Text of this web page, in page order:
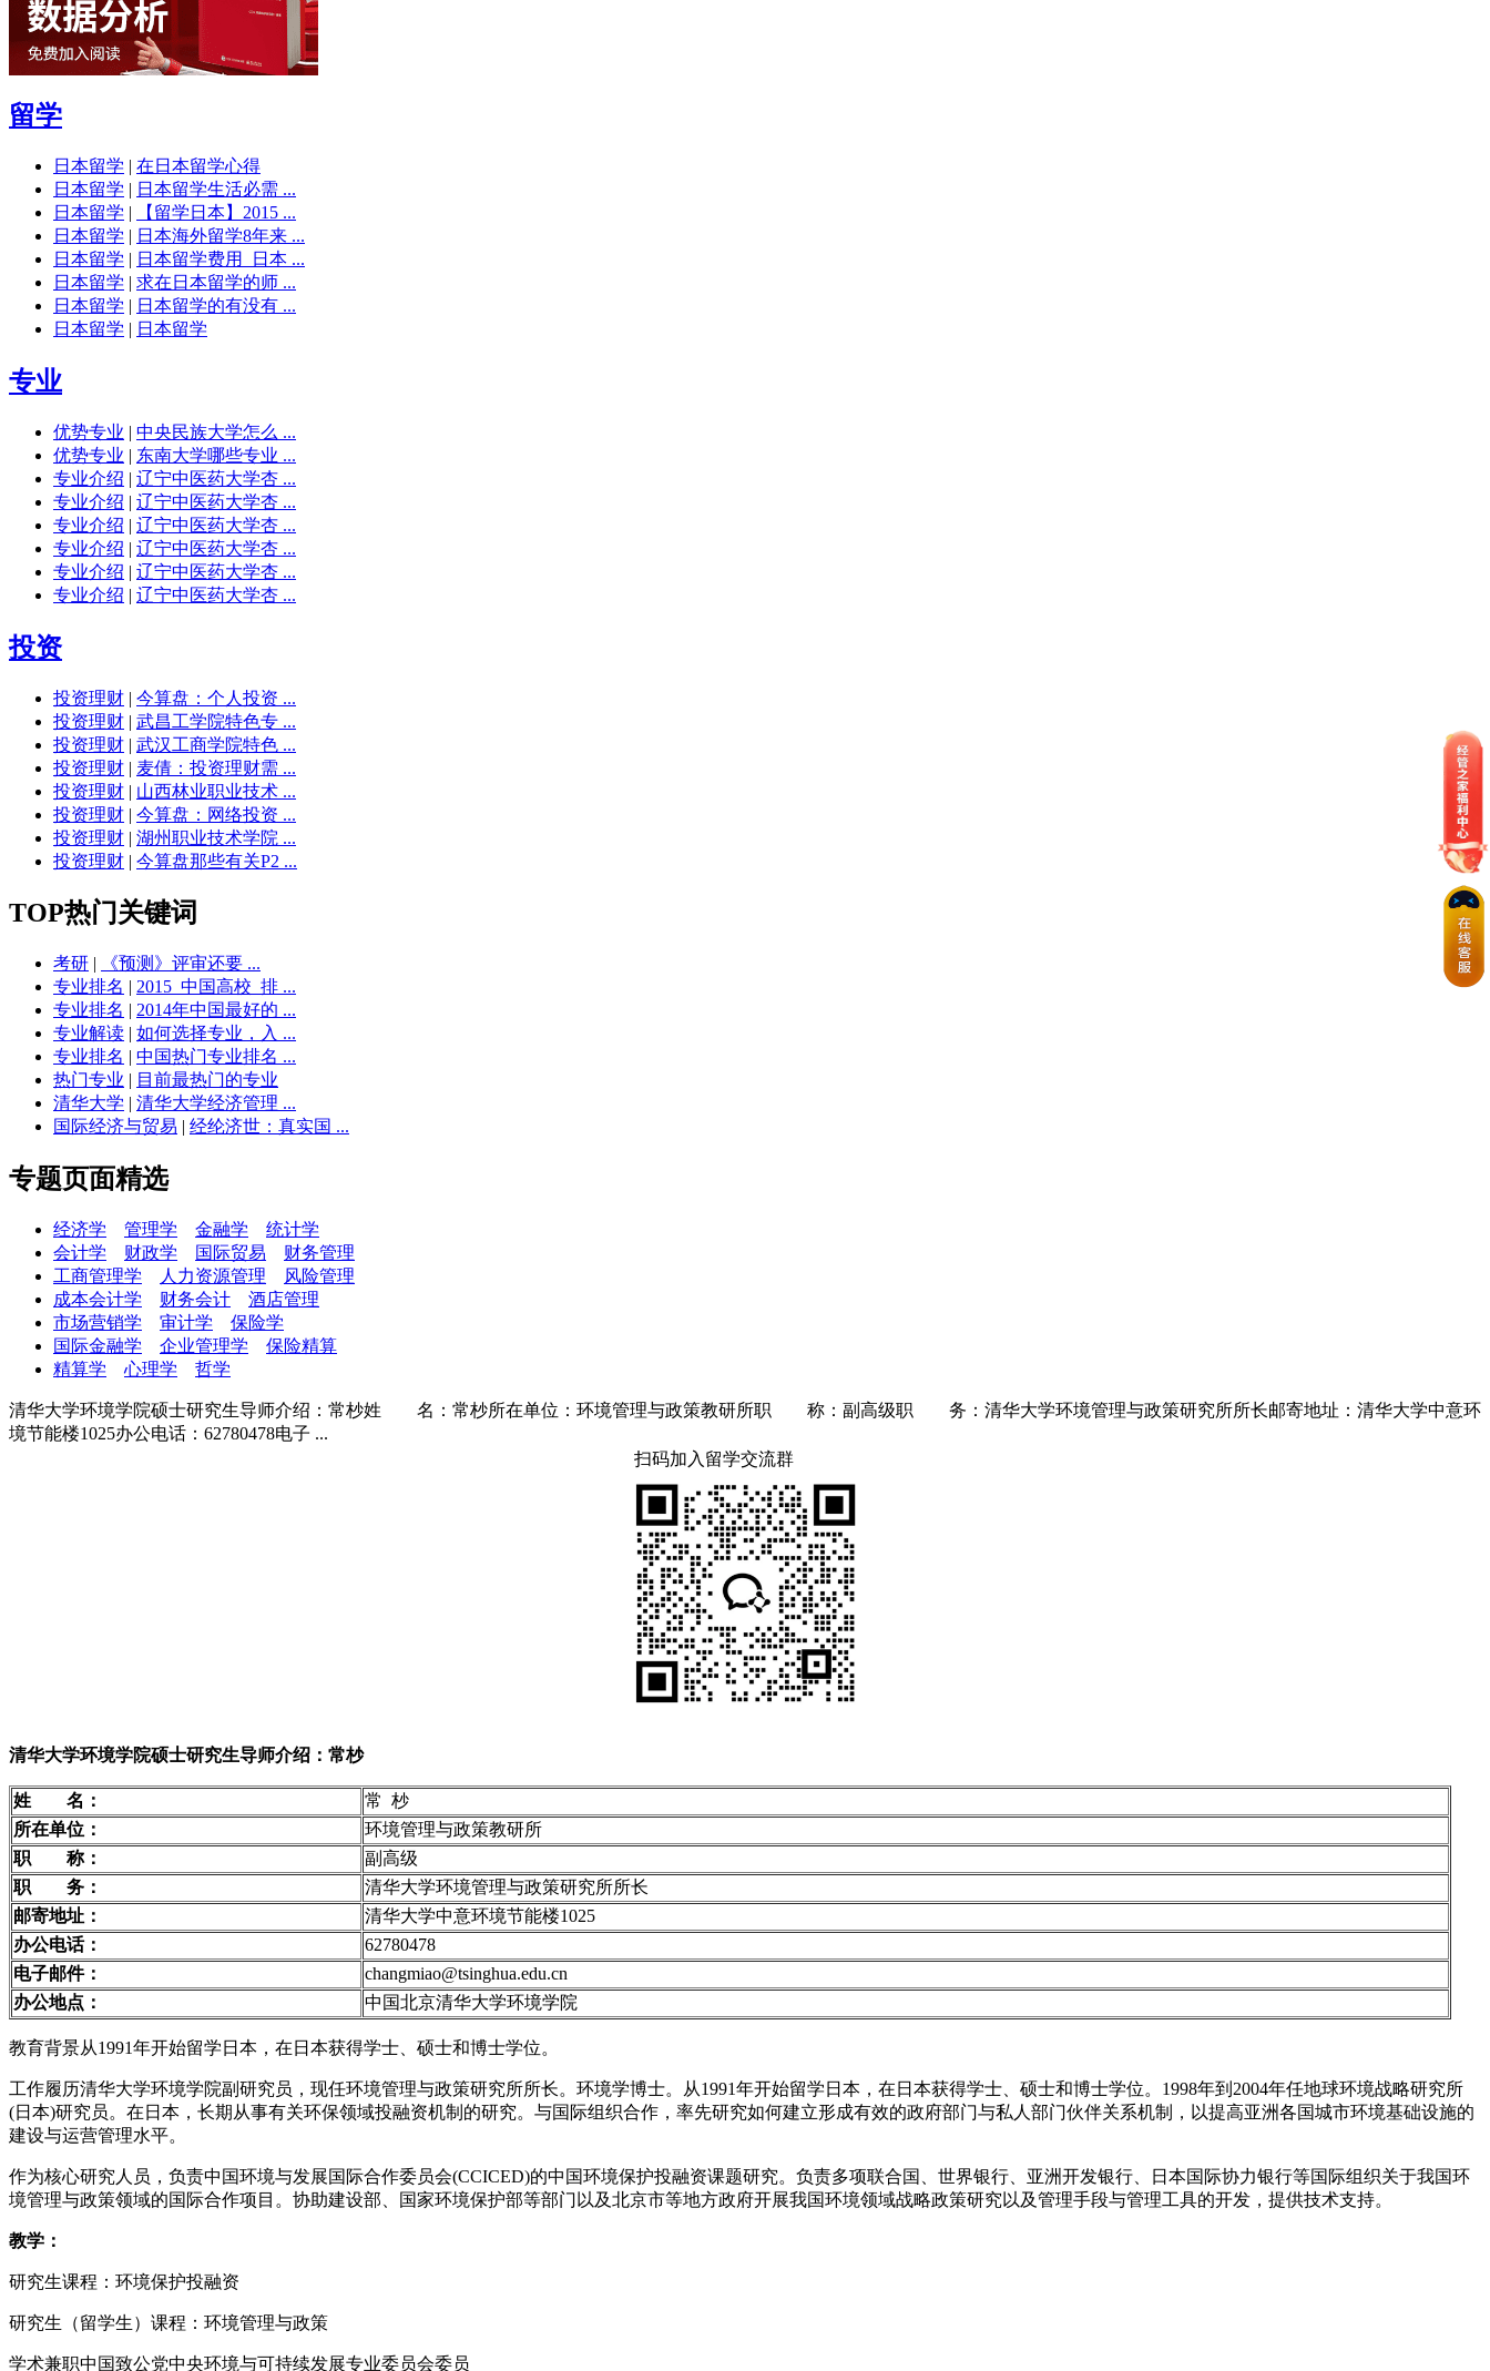
留学
日本留学 | 在日本留学心得
日本留学 | 日本留学生活必需 ...
日本留学 |
【留学日本】2015 ...
日本留学 | 日本海外留学8年来 ...
日本留学 | 日本留学费用_日本 ...
日本留学 | 求在日本留学的师 ...
日本留学 | 日本留学的有没有 ...
日本留学 | 日本留学
专业
优势专业 | 中央民族大学怎么 ...
优势专业 | 东南大学哪些专业 ...
专业介绍 | 辽宁中医药大学杏 ...
专业介绍 | 辽宁中医药大学杏 ...
专业介绍 | 辽宁中医药大学杏 ...
专业介绍 | 辽宁中医药大学杏 ...
专业介绍 | 辽宁中医药大学杏 ...
专业介绍 | 辽宁中医药大学杏 ...
投资
投资理财 | 今算盘：个人投资 ...
投资理财 | 武昌工学院特色专 ...
投资理财 | 武汉工商学院特色 ...
投资理财 | 麦倩：投资理财需 ...
投资理财 | 山西林业职业技术 ...
投资理财 | 今算盘：网络投资 ...
投资理财 | 湖州职业技术学院 ...
投资理财 | 今算盘那些有关P2 ...
TOP热门关键词
考研 |
《预测》评审还要 ...
专业排名 | 2015_中国高校_排 ...
专业排名 | 2014年中国最好的 ...
专业解读 | 如何选择专业，入 ...
专业排名 | 中国热门专业排名 ...
热门专业 | 目前最热门的专业
清华大学 | 清华大学经济管理 ...
国际经济与贸易 | 经纶济世：真实国 ...
专题页面精选
经济学 管理学 金融学
统计学
会计学
财政学 国际贸易
财务管理
工商管理学
人力资源管理
风险管理
成本会计学
财务会计
酒店管理
市场营销学
审计学
保险学
国际金融学
企业管理学
保险精算
精算学
心理学 哲学
清华大学环境学院硕士研究生导师介绍：常杪姓 名：常杪所在单位：环境管理与政策教研所职 称：副高级职 务：清华大学环境管理与政策研究所所长邮寄地址：清华大学中意环
境节能楼1025办公电话：62780478电子 ...
扫码加入留学交流群
清华大学环境学院硕士研究生导师介绍：常杪
姓 名：
常 杪
所在单位：
环境管理与政策教研所
职 称：
副高级
职 务：
清华大学环境管理与政策研究所所长
邮寄地址：
清华大学中意环境节能楼1025
办公电话：
62780478
电子邮件：
changmiao@tsinghua.edu.cn
办公地点：
中国北京清华大学环境学院
教育背景从1991年开始留学日本，在日本获得学士、硕士和博士学位。
工作履历清华大学环境学院副研究员，现任环境管理与政策研究所所长。环境学博士。从1991年开始留学日本，在日本获得学士、硕士和博士学位。1998年到2004年任地球环境战略研究所
(日本)研究员。在日本，长期从事有关环保领域投融资机制的研究。与国际组织合作，率先研究如何建立形成有效的政府部门与私人部门伙伴关系机制，以提高亚洲各国城市环境基础设施的
建设与运营管理水平。
作为核心研究人员，负责中国环境与发展国际合作委员会(CCICED)的中国环境保护投融资课题研究。负责多项联合国、世界银行、亚洲开发银行、日本国际协力银行等国际组织关于我国环
境管理与政策领域的国际合作项目。协助建设部、国家环境保护部等部门以及北京市等地方政府开展我国环境领域战略政策研究以及管理手段与管理工具的开发，提供技术支持。
教学：
研究生课程：环境保护投融资
研究生（留学生）课程：环境管理与政策
学术兼职中国致公党中央环境与可持续发展专业委员会委员